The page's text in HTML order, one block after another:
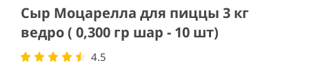
Сыр Моцарелла для пиццы 3 кг
ведро ( 0,300 гр шар - 10 шт)
4.5